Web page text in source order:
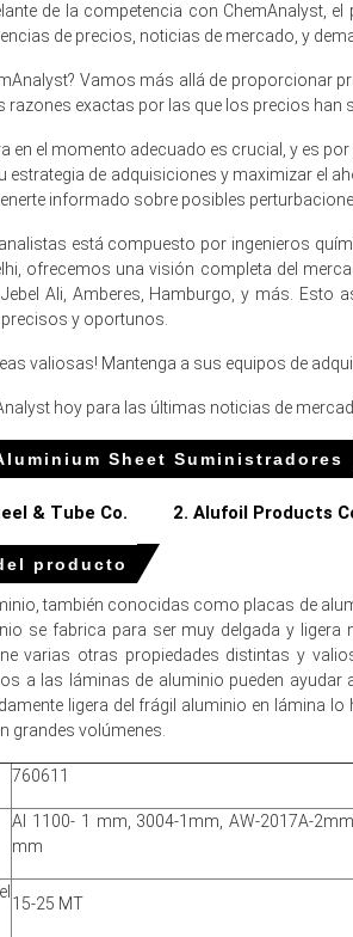
costo de producción de láminas de aluminio
de demanda de láminas de aluminio
índice de precios de láminas de aluminio
entre inventarios y demanda de
precio de la lámina de aluminio en marzo
de exportación chinas y flujos más
que termina en
de Precio de la Lámina de Aluminio subió
de la hoja de aluminio para el trimestre
la lámina de aluminio se mantuvo firme ya
de láminas de aluminio apunta a
índice de precios de láminas de aluminio
cambios arancelarios y fallos de
de la competencia con ChemAnalyst,
de precios, noticias de mercado, y
Vamos más allá de
razones exactas por las que los precios
en el momento adecuado es crucial, y es
estrategia de adquisiciones y maximizar el
informado sobre posibles
está compuesto por ingenieros
ofrecemos una visión completa del
Jebel Ali, Amberes, Hamburgo, y más.
y oportunos.
valiosas! Mantenga a sus equipos de
hoy para las últimas noticias de
Sheet Suministradores
& Tube Co. 2. Alufoil Products
producto
también conocidas como placas de
se fabrica para ser muy delgada y
varias otras propiedades distintas y
a las láminas de aluminio pueden
ligera del frágil aluminio en lámina
grandes volúmenes.
760611
Al 1100- 1 mm, 3004-1mm, AW-2017A-
mm
15-25 MT